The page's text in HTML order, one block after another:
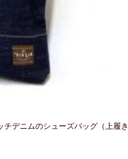
チデニムのシューズバッグ（上履き